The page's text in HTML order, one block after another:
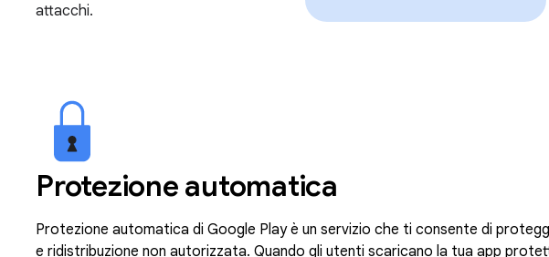
attacchi.
Protezione automatica
Protezione automatica di Google Play è un servizio che ti consente di
e ridistribuzione non autorizzata. Quando gli utenti scaricano la tua app